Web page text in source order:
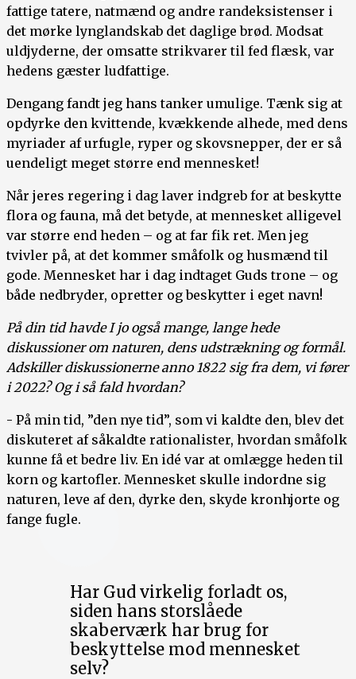
fattige tatere, natmænd og andre randeksistenser i
det mørke lynglandskab det daglige brød. Modsat
uldjyderne, der omsatte strikvarer til fed flæsk, var
hedens gæster ludfattige.
Dengang fandt jeg hans tanker umulige. Tænk sig at
opdyrke den kvittende, kvækkende alhede, med dens
myriader af urfugle, ryper og skovsnepper, der er så
uendeligt meget større end mennesket!
Når jeres regering i dag laver indgreb for at beskytte
flora og fauna, må det betyde, at mennesket alligevel
var større end heden – og at far fik ret. Men jeg
tvivler på, at det kommer småfolk og husmænd til
gode. Mennesket har i dag indtaget Guds trone – og
både nedbryder, opretter og beskytter i eget navn!
På din tid havde I jo også mange, lange hede
diskussioner om naturen, dens udstrækning og formål.
Adskiller diskussionerne anno 1822 sig fra dem, vi fører
i 2022? Og i så fald hvordan?
- På min tid, ”den nye tid”, som vi kaldte den, blev det
diskuteret af såkaldte rationalister, hvordan småfolk
kunne få et bedre liv. En idé var at omlægge heden til
korn og kartofler. Mennesket skulle indordne sig
naturen, leve af den, dyrke den, skyde kronhjorte og
fange fugle.
Har Gud virkelig forladt os,
siden hans storslåede
skaberværk har brug for
beskyttelse mod mennesket
selv?